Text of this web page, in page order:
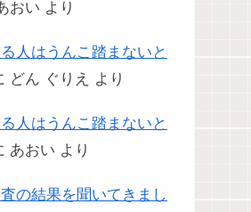
おい より
人はうんこ踏まないと
どん ぐりえ より
人はうんこ踏まないと
あおい より
の結果を聞いてきまし